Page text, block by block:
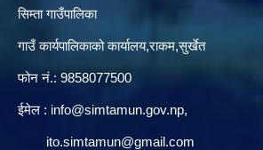
सिम्ता गाउँपालिका
गाउँ कार्यपालिकाको कार्यालय,राकम,सुर्खेत
फोन नं.: 9858077500
ईमेल‌ : info@simtamun.gov.np,
ito.simtamun@gmail.com